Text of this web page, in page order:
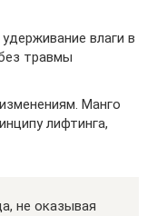
влаги в
травмы
Манго
лифтинга,
не оказывая